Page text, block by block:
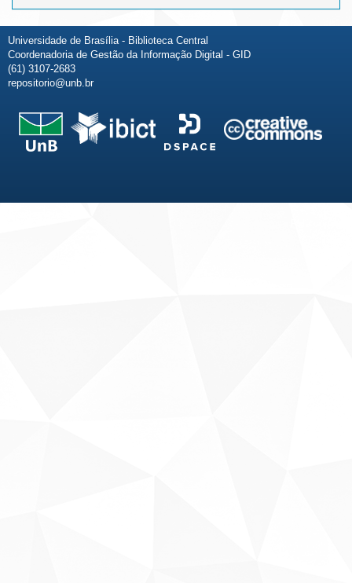
Universidade de Brasília - Biblioteca Central
Coordenadoria de Gestão da Informação Digital - GID
(61) 3107-2683
repositorio@unb.br